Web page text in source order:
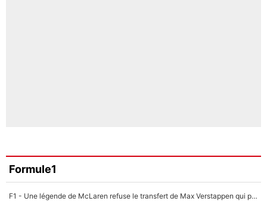
Formule1
F1 - Une légende de McLaren refuse le transfert de Max Verstappen qui pourrait «faire des vagues» et plomber l'ambiance dans l'équipe